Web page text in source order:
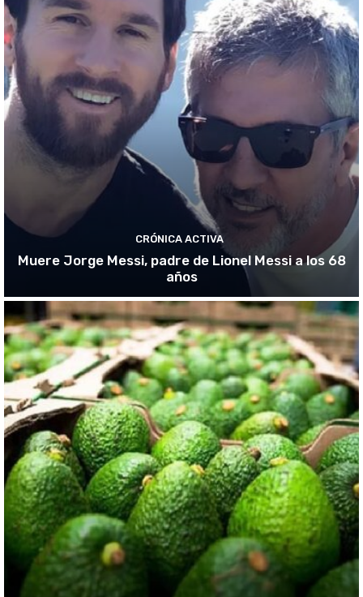
CRÓNICA ACTIVA
Muere Jorge Messi, padre de Lionel Messi a los 68
años